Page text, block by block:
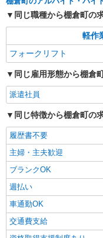
同じ職種から棚倉町の
軽作
フォークリフト
同じ雇用形態から棚倉
派遣社員
同じ特徴から棚倉町の
履歴書不要
主婦・主夫歓迎
ブランクOK
週払い
車通勤OK
交通費支給